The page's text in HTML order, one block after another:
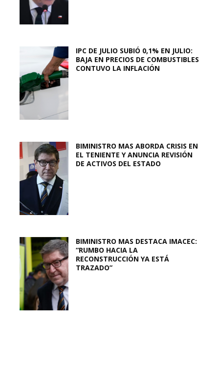
IPC DE JULIO SUBIÓ 0,1% EN JULIO:
BAJA EN PRECIOS DE COMBUSTIBLES
CONTUVO LA INFLACIÓN
BIMINISTRO MAS ABORDA CRISIS EN
EL TENIENTE Y ANUNCIA REVISIÓN
DE ACTIVOS DEL ESTADO
BIMINISTRO MAS DESTACA IMACEC:
“RUMBO HACIA LA
RECONSTRUCCIÓN YA ESTÁ
TRAZADO”